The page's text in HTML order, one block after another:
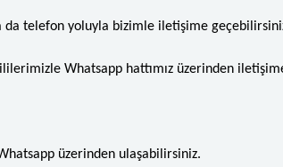
da telefon yoluyla bizimle iletişime
Whatsapp hattımız üzerinden
üzerinden ulaşabilirsiniz.